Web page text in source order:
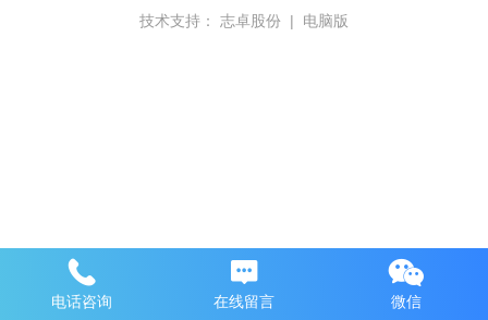
技术支持： 志卓股份 | 电脑版
电话咨询 在线留言 微信